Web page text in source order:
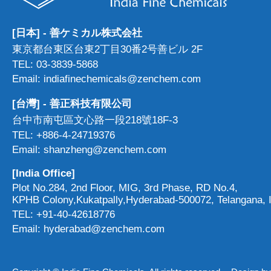
[日本] - 善ケミカル株式会社
東京都台東区台東2丁目30番2号善ビル 2F
TEL: 03-3839-5868
Email: indiafinechemicals@zenchem.com
[台灣] - 善正科技有限公司
台中市南屯區文心路一段218號18F-3
TEL: +886-4-24719376
Email: shanzheng@zenchem.com
[India Office]
Plot No.284, 2nd Floor, MIG, 3rd Phase, RD No.4,
KPHB Colony,Kukatpally,Hyderabad-500072, Telangana,
TEL: +91-40-42618776
Email: hyderabad@zenchem.com